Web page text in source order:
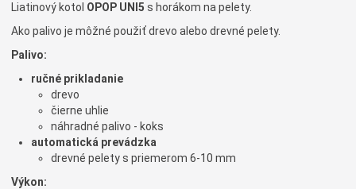
Liatinový kotol OPOP UNI5 s horákom na pelety.
Ako palivo je môžné použiť drevo alebo drevné pelety.
Palivo:
ručné prikladanie
drevo
čierne uhlie
náhradné palivo - koks
automatická prevádzka
drevné pelety s priemerom 6-10 mm
Výkon: